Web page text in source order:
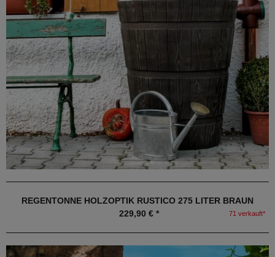
REGENTONNE HOLZOPTIK RUSTICO 275 LITER BRAUN
229,90 € *
71 verkauft*